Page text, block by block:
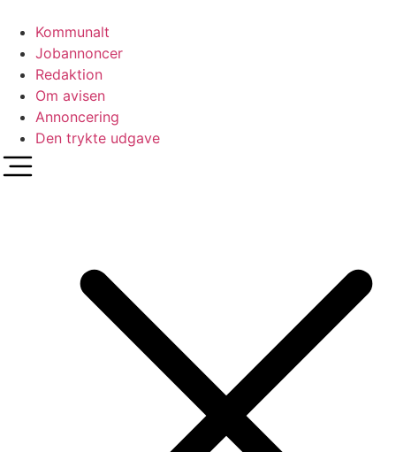
indhold
Kommunalt
Jobannoncer
Redaktion
Om avisen
Annoncering
Den trykte udgave